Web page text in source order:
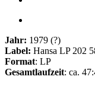
Jahr: 1979 (?)
Label: Hansa LP 202
Format: LP
Gesamtlaufzeit: ca.